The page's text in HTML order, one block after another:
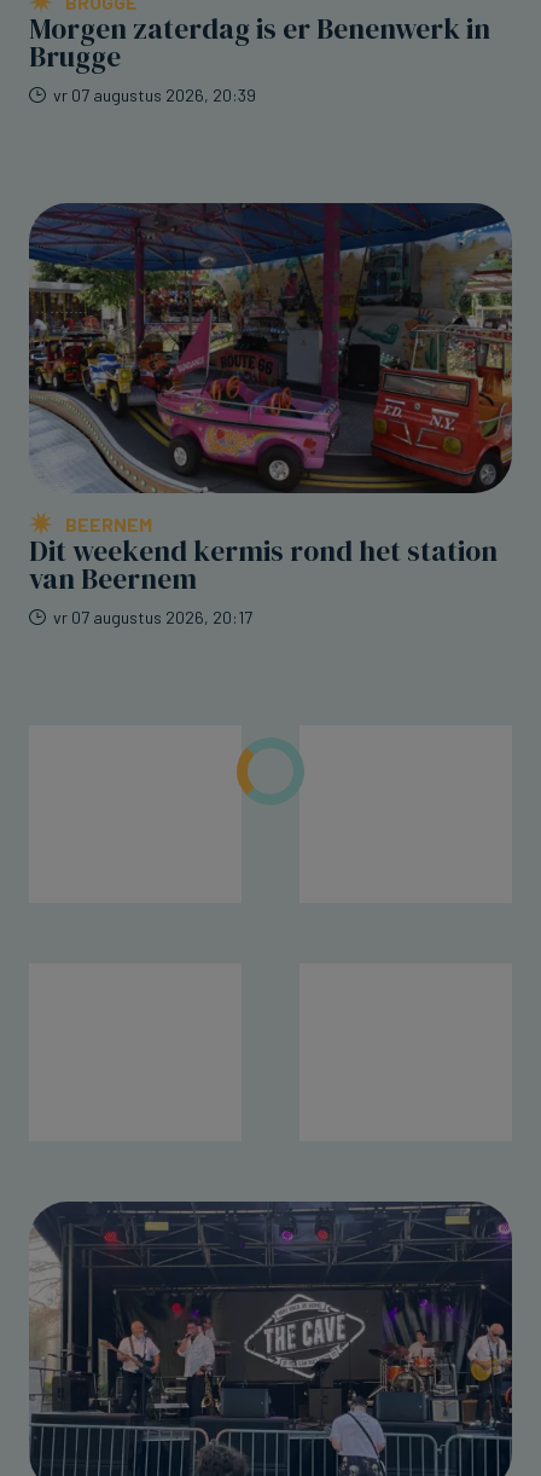
Morgen zaterdag is er Benenwerk in
Brugge
vr 07 augustus 2026, 20:39
BEERNEM
Dit weekend kermis rond het station
van Beernem
vr 07 augustus 2026, 20:17